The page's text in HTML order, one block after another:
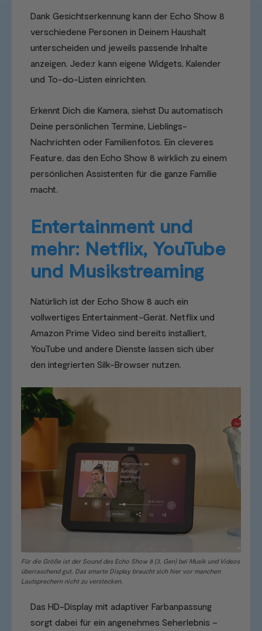
Dank Gesichtserkennung kann der Echo Show 8
verschiedene Personen in Deinem Haushalt
unterscheiden und jeweils passende Inhalte
anzeigen. Jede:r kann eigene Widgets, Kalender
und To-do-Listen einrichten.
Erkennt Dich die Kamera, siehst Du automatisch
Deine persönlichen Termine, Lieblings-
Nachrichten oder Familienfotos. Ein cleveres
Feature, das den Echo Show 8 wirklich zu einem
persönlichen Assistenten für die ganze Familie
macht.
Entertainment und
mehr: Netflix, YouTube
und Musikstreaming
Natürlich ist der Echo Show 8 auch ein
vollwertiges Entertainment-Gerät. Netflix und
Amazon Prime Video sind bereits installiert,
YouTube und andere Dienste lassen sich über
den integrierten Silk-Browser nutzen.
Für die Größe ist der Sound des Echo Show 8 (3. Gen) bei Musik und Videos
überraschend gut. Das smarte Display braucht sich hier vor manchen
Lautsprechern nicht zu verstecken.
Das HD-Display mit adaptiver Farbanpassung
sorgt dabei für ein angenehmes Seherlebnis –